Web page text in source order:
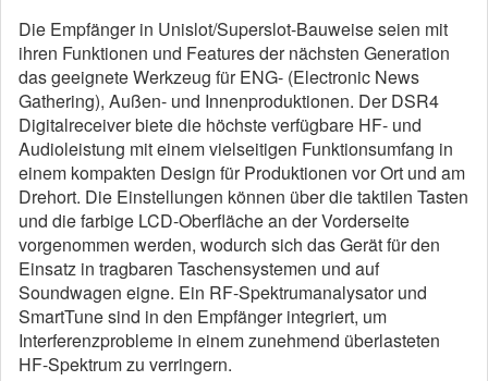
Die Empfänger in Unislot/Superslot-Bauweise seien mit
ihren Funktionen und Features der nächsten Generation
das geeignete Werkzeug für ENG- (Electronic News
Gathering), Außen- und Innenproduktionen. Der DSR4
Digitalreceiver biete die höchste verfügbare HF- und
Audioleistung mit einem vielseitigen Funktionsumfang in
einem kompakten Design für Produktionen vor Ort und am
Drehort. Die Einstellungen können über die taktilen Tasten
und die farbige LCD-Oberfläche an der Vorderseite
vorgenommen werden, wodurch sich das Gerät für den
Einsatz in tragbaren Taschensystemen und auf
Soundwagen eigne. Ein RF-Spektrumanalysator und
SmartTune sind in den Empfänger integriert, um
Interferenzprobleme in einem zunehmend überlasteten
HF-Spektrum zu verringern.